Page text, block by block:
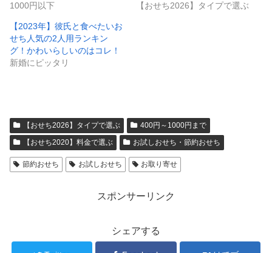
1000円以下
【おせち2026】タイプで選ぶ
【2023年】彼氏と食べたいお
せち人気の2人用ランキン
グ！かわいらしいのはコレ！
新婚にピッタリ
【おせち2026】タイプで選ぶ
400円～1000円まで
【おせち2020】料金で選ぶ
お試しおせち・節約おせち
節約おせち お試しおせち お取り寄せ
スポンサーリンク
シェアする